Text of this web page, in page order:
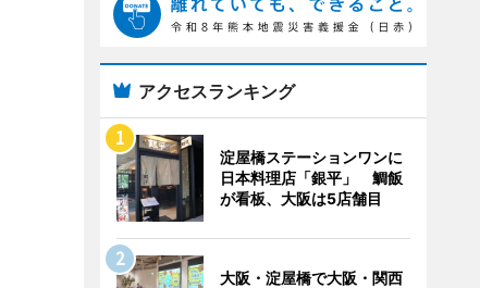
アクセスランキング
淀屋橋ステーションワンに
日本料理店「銀平」 鯛飯
が看板、大阪は5店舗目
大阪・淀屋橋で大阪・関西